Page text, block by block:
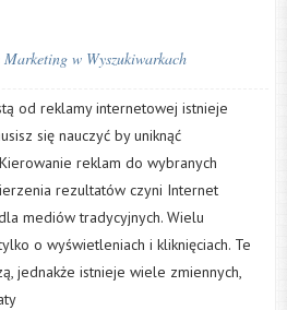
Marketing w Wyszukiwarkach
od reklamy internetowej istnieje
się nauczyć by uniknąć
reklam do wybranych
rezultatów czyni Internet
mediów tradycyjnych. Wielu
o wyświetleniach i kliknięciach. Te
jednakże istnieje wiele zmiennych,